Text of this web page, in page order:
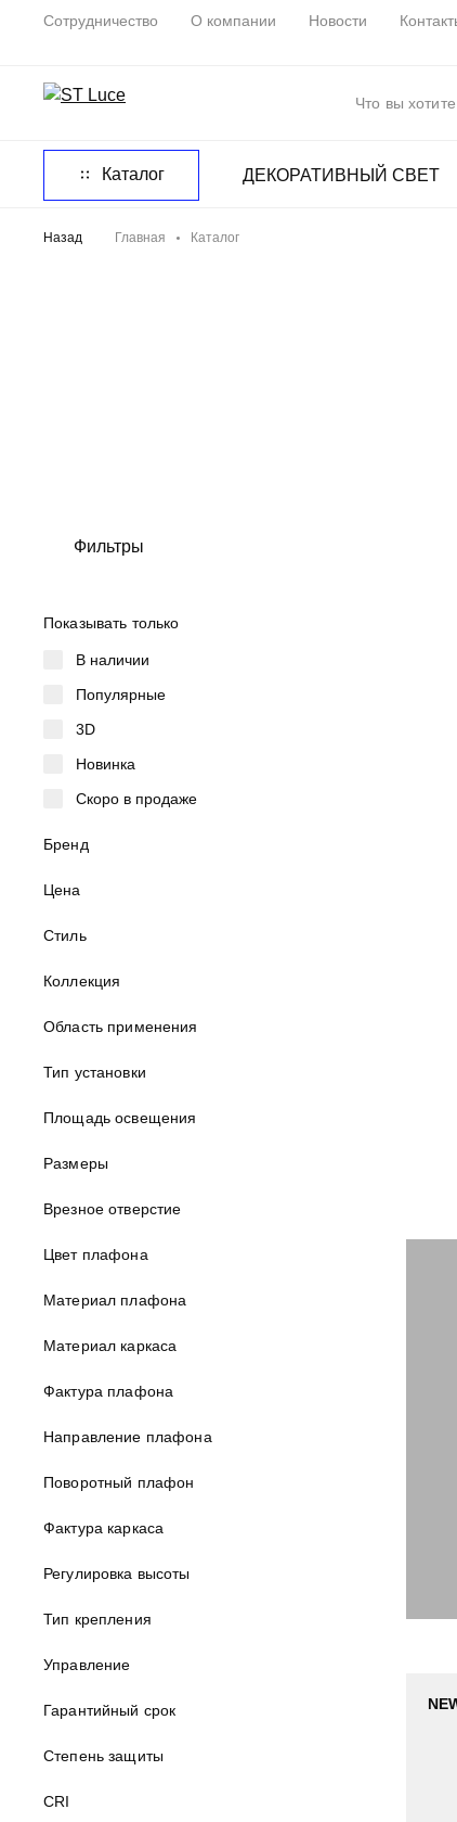
Сотрудничество О компании Новости
Каталог ДЕКОРАТИВНЫЙ СВЕТ
Назад Главная Каталог
Фильтры
Показывать только
В наличии
Популярные
3D
Новинка
Скоро в продаже
Бренд
Цена
Стиль
Коллекция
Область применения
Тип установки
Площадь освещения
Размеры
Врезное отверстие
Цвет плафона
Материал плафона
Материал каркаса
Фактура плафона
Направление плафона
Поворотный плафон
Фактура каркаса
Регулировка высоты
Тип крепления
Управление
Гарантийный срок
Степень защиты
CRI